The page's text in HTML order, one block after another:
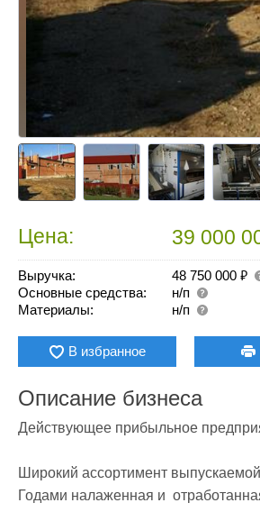
Цена: 39 000
Выручка: 48 750 000₽
Основные средства:
н/п
Материалы:
н/п
В избранное
Описание бизнеса
Действующее прибыльное
Широкий ассортимент
Годами налаженная и